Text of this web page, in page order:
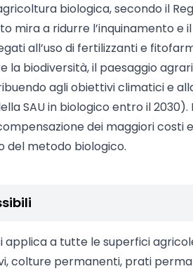
biologica, secondo il
mira a ridurre l’inquinamento e
all’uso di fertilizzanti e
la biodiversità, il paesaggio
agli obiettivi climatici e
SAU in biologico entro il 2030).
dei maggiori costi
del metodo biologico.
applica a tutte le superfici
colture permanenti, prati